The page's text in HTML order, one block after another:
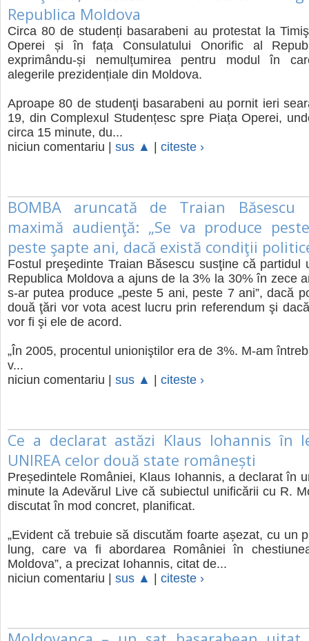
Republica Moldova
Circa 80 de studenți basarabeni au protestat la
Operei și în fața Consulatului Onorific al
exprimându-și nemulțumirea pentru modul în
alegerile prezidențiale din Moldova.
Aproape 80 de studenţi basarabeni au pornit ieri
19, din Complexul Studențesc spre Piața Operei,
circa 15 minute, du...
niciun comentariu | sus ▲ citeste ›
BOMBA aruncată de Traian
maximă audienţă: „Se va produce
peste şapte ani, dacă există condiţii
Fostul preşedinte Traian Băsescu susţine că partidul
Republica Moldova a ajuns de la 3% la 30% în zece
s-ar putea produce „peste 5 ani, peste 7 ani”, dacă
două ţări vor vota acest lucru prin referendum şi
vor fi şi ele de acord.
„În 2005, procentul unioniştilor era de 3%. M-am
v...
niciun comentariu | sus ▲ citeste ›
Ce a declarat astăzi Klaus Iohannis în
UNIREA celor două state românești
Președintele României, Klaus Iohannis, a declarat în
minute la Adevărul Live că subiectul unificării cu R.
discutat în mod concret, planificat.
„Evident că trebuie să discutăm foarte așezat, cu un
lung, care va fi abordarea României în
Moldova”, a precizat Iohannis, citat de...
niciun comentariu | sus ▲ citeste ›